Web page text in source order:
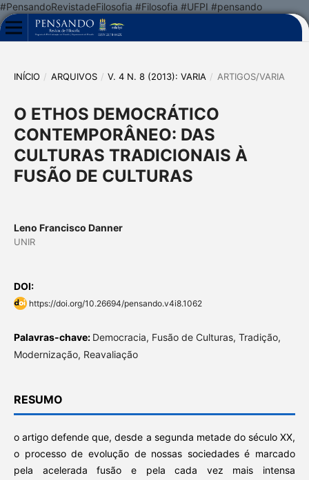
#PensandoRevistadeFilosofia #Filosofia #UFPI #pensando
INÍCIO / ARQUIVOS / V. 4 N. 8 (2013): VARIA / ARTIGOS/VARIA
O ETHOS DEMOCRÁTICO
CONTEMPORÂNEO: DAS
CULTURAS TRADICIONAIS À
FUSÃO DE CULTURAS
Leno Francisco Danner
UNIR
DOI:
https://doi.org/10.26694/pensando.v4i8.1062
Palavras-chave: Democracia, Fusão de Culturas, Tradição,
Modernização, Reavaliação
RESUMO
o artigo defende que, desde a segunda metade do século XX,
o processo de evolução de nossas sociedades é marcado
pela acelerada fusão e pela cada vez mais intensa